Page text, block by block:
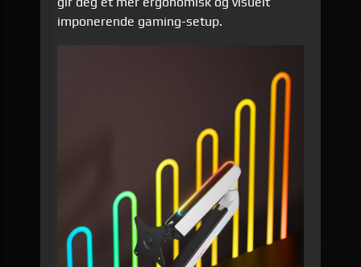
imponerende gaming-setup.